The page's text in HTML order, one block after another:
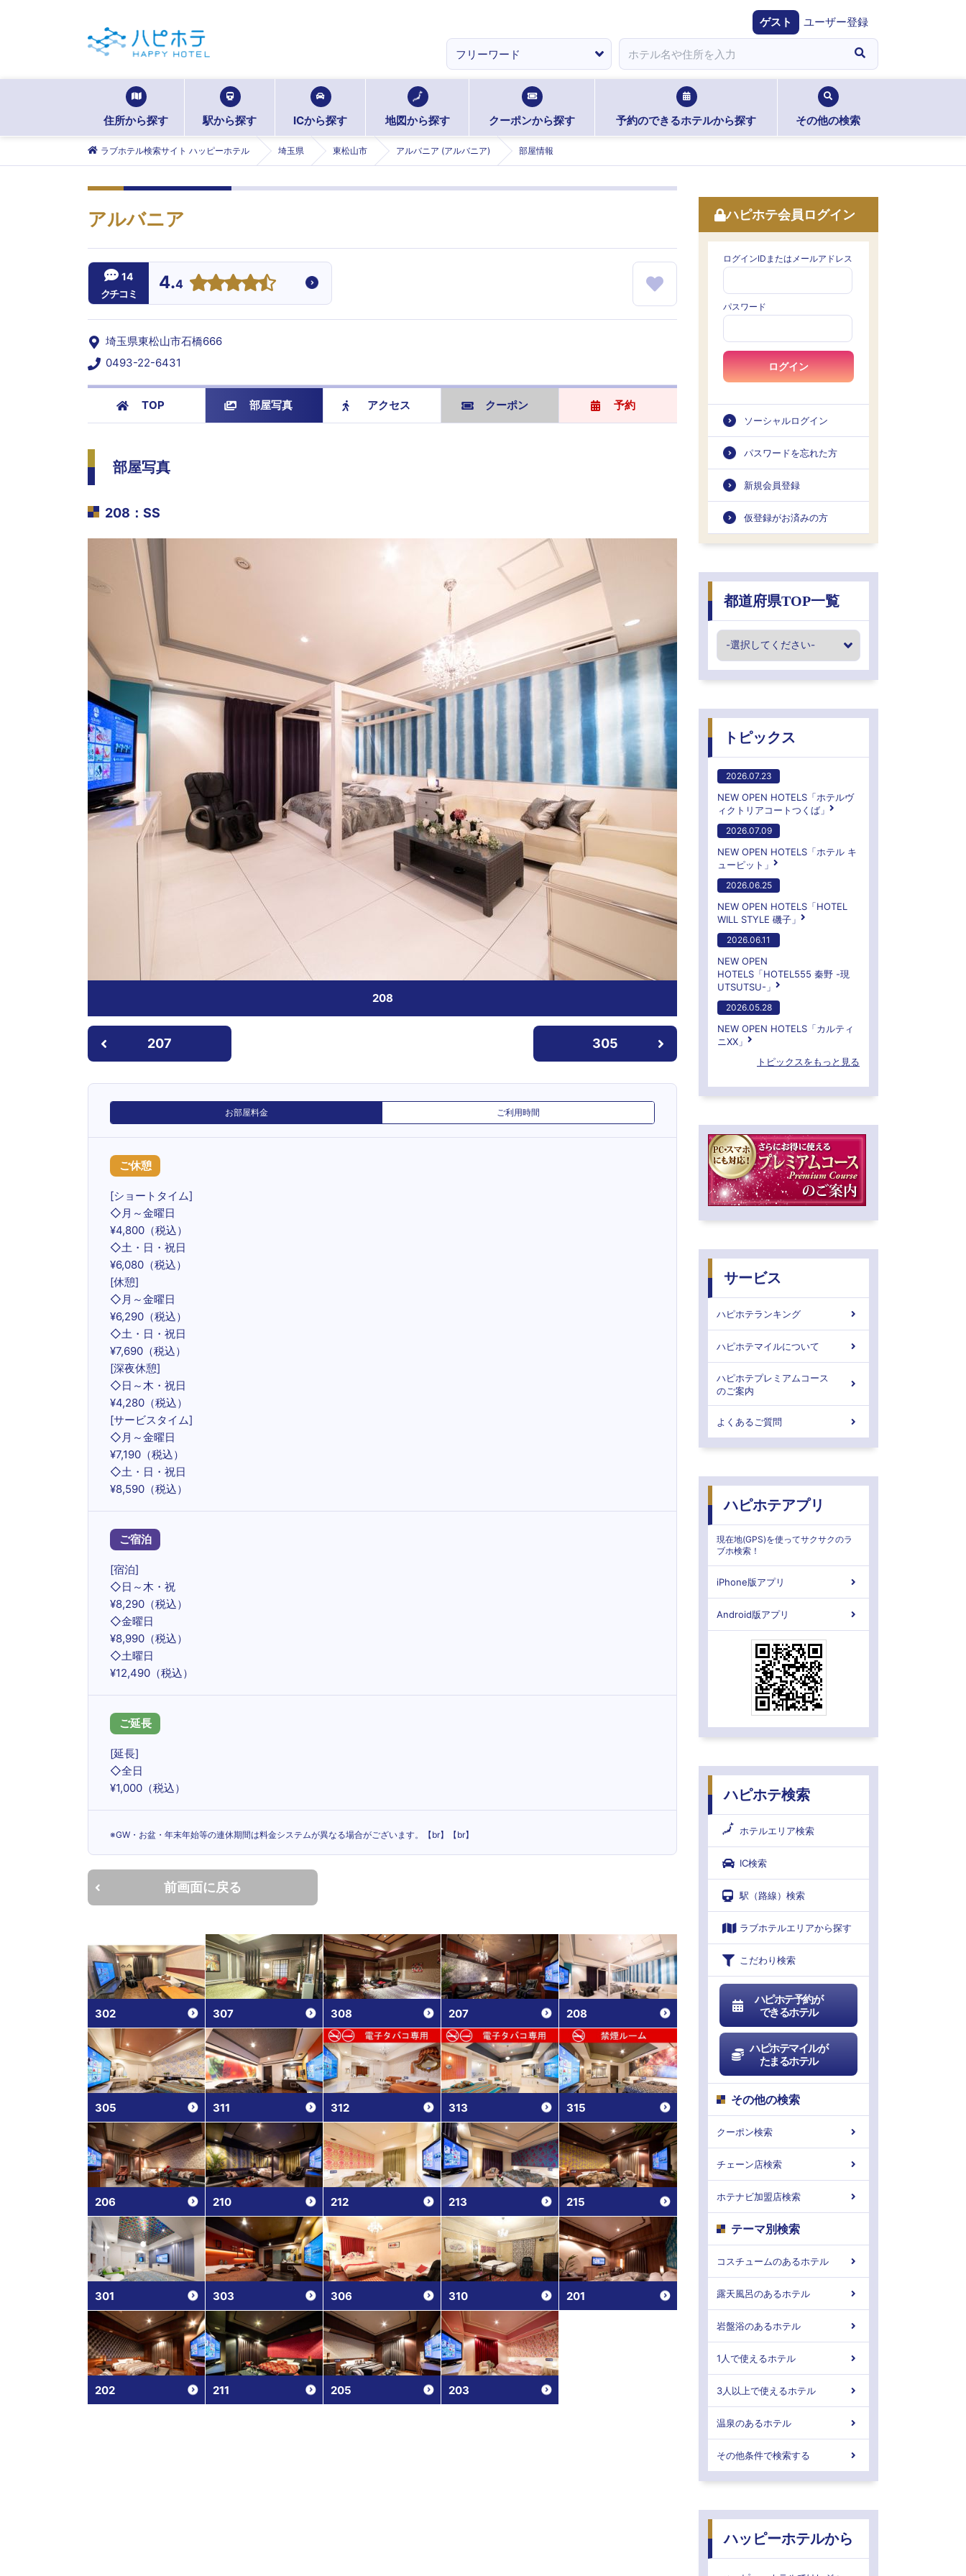
ゲスト ユーザー登録
住所から探す 駅から探す ICから探す 地図から探す クーポンから探す 予約のできるホテルから探す その他の検索
ラブホテル検索サイト ハッピーホテル 埼玉県 東松山市 アルバニア (アルバニア) 部屋情報
アルバニア
14
クチコミ
4.4
埼玉県東松山市石橋666
0493-22-6431
TOP 部屋写真 アクセス クーポン 予約
部屋写真
208 ： SS
208
207 305
お部屋料金 ご利用時間
ご休憩
[ショートタイム]
◇月～金曜日
¥4,800（税込）
◇土・日・祝日
¥6,080（税込）
[休憩]
◇月～金曜日
¥6,290（税込）
◇土・日・祝日
¥7,690（税込）
[深夜休憩]
◇日～木・祝日
¥4,280（税込）
[サービスタイム]
◇月～金曜日
¥7,190（税込）
◇土・日・祝日
¥8,590（税込）
ご宿泊
[宿泊]
◇日～木・祝
¥8,290（税込）
◇金曜日
¥8,990（税込）
◇土曜日
¥12,490（税込）
ご延長
[延長]
◇全日
¥1,000（税込）
※GW・お盆・年末年始等の連休期間は料金システムが異なる場合がございます。【br】【br】
前画面に戻る
302 307 308 207 208
305 311 312 313 315
206 210 212 213 215
301 303 306 310 201
202 211 205 203
ハピホテ会員ログイン
ログインIDまたはメールアドレス
パスワード
ログイン
ソーシャルログイン
パスワードを忘れた方
新規会員登録
仮登録がお済みの方
都道府県TOP一覧
トピックス
2026.07.23
NEW OPEN HOTELS「ホテルヴ
ィクトリアコートつくば」
2026.07.09
NEW OPEN HOTELS「ホテル キ
ューピット」
2026.06.25
NEW OPEN HOTELS「HOTEL
WILL STYLE 磯子」
2026.06.11
NEW OPEN
HOTELS「HOTEL555 秦野 -現
UTSUTSU-」
2026.05.28
NEW OPEN HOTELS「カルティ
ニXX」
トピックスをもっと見る
サービス
ハピホテランキング
ハピホテマイルについて
ハピホテプレミアムコース
のご案内
よくあるご質問
ハピホテアプリ
現在地(GPS)を使ってサクサクのラ
ブホ検索！
iPhone版アプリ
Android版アプリ
ハピホテ検索
ホテルエリア検索
IC検索
駅（路線）検索
ラブホテルエリアから探す
こだわり検索
ハピホテ予約が
できるホテル
ハピホテマイルが
たまるホテル
その他の検索
クーポン検索
チェーン店検索
ホテナビ加盟店検索
テーマ別検索
コスチュームのあるホテル
露天風呂のあるホテル
岩盤浴のあるホテル
1人で使えるホテル
3人以上で使えるホテル
温泉のあるホテル
その他条件で検索する
ハッピーホテルから